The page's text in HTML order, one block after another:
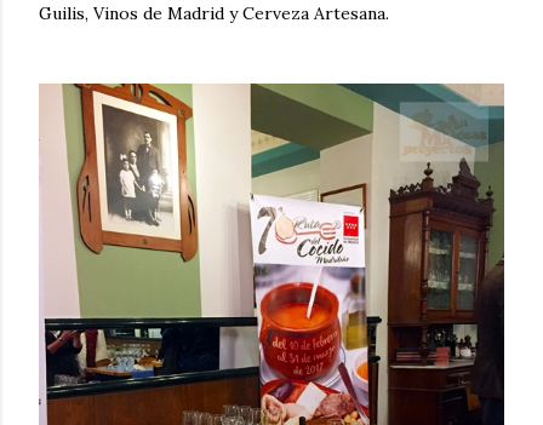
Guilis, Vinos de Madrid y Cerveza Artesana.